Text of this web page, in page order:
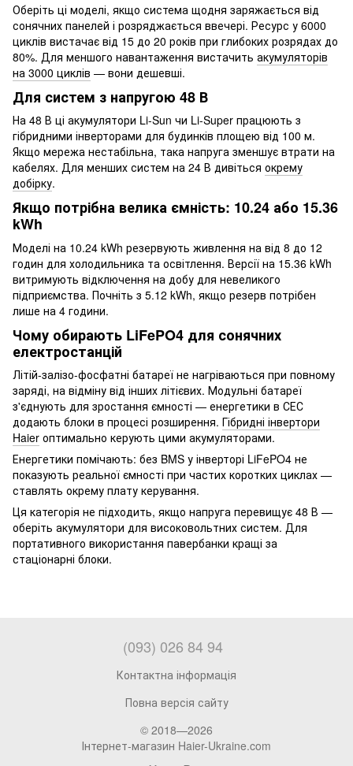
Оберіть ці моделі, якщо система щодня заряжається від
сонячних панелей і розряджається ввечері. Ресурс у 6000
циклів вистачає від 15 до 20 років при глибоких розрядах до
80%. Для меншого навантаження вистачить акумуляторів
на 3000 циклів — вони дешевші.
Для систем з напругою 48 В
На 48 В ці акумулятори Li-Sun чи Li-Super працюють з
гібридними інверторами для будинків площею від 100 м.
Якщо мережа нестабільна, така напруга зменшує втрати на
кабелях. Для менших систем на 24 В дивіться окрему
добірку.
Якщо потрібна велика ємність: 10.24 або 15.36
kWh
Моделі на 10.24 kWh резервують живлення на від 8 до 12
годин для холодильника та освітлення. Версії на 15.36 kWh
витримують відключення на добу для невеликого
підприємства. Почніть з 5.12 kWh, якщо резерв потрібен
лише на 4 години.
Чому обирають LiFePO4 для сонячних
електростанцій
Літій-залізо-фосфатні батареї не нагріваються при повному
заряді, на відміну від інших літієвих. Модульні батареї
з'єднують для зростання ємності — енергетики в СЕС
додають блоки в процесі розширення. Гібридні інвертори
Haier оптимально керують цими акумуляторами.
Енергетики помічають: без BMS у інверторі LiFePO4 не
показують реальної ємності при частих коротких циклах —
ставлять окрему плату керування.
Ця категорія не підходить, якщо напруга перевищує 48 В —
оберіть акумулятори для високовольтних систем. Для
портативного використання павербанки кращі за
стаціонарні блоки.
(093) 026 84 94
Контактна інформація
Повна версія сайту
© 2018—2026
Інтернет-магазин Haier-Ukraine.com